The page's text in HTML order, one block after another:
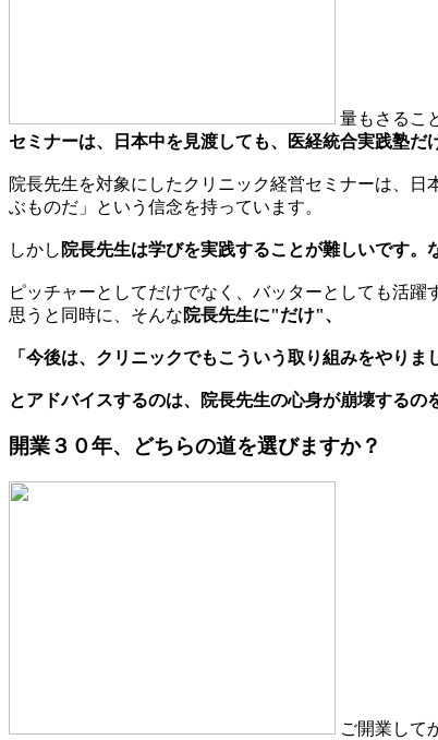
量もさるこ
セミナーは、日本中を見渡しても、医経統合実践塾だ
院長先生を対象にしたクリニック経営セミナーは、
ぶものだ」という信念を持っています。
しかし 院長先生は学びを実践することが難しいです
ピッチャーとしてだけでなく、バッターとしても活
思うと同時に、そんな院長先生に"だけ"、
「今後は、クリニックでもこういう取り組みをやりま
とアドバイスするのは、院長先生の心身が崩壊するの
開業３０年、どちらの道を選びますか？
ご開業して